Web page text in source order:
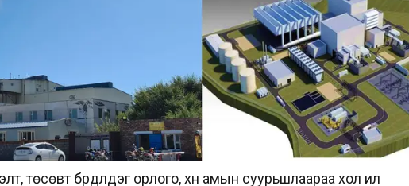
төсөвт бүрдүүлдэг орлого, хүн амын суурьшлаараа хол илүү